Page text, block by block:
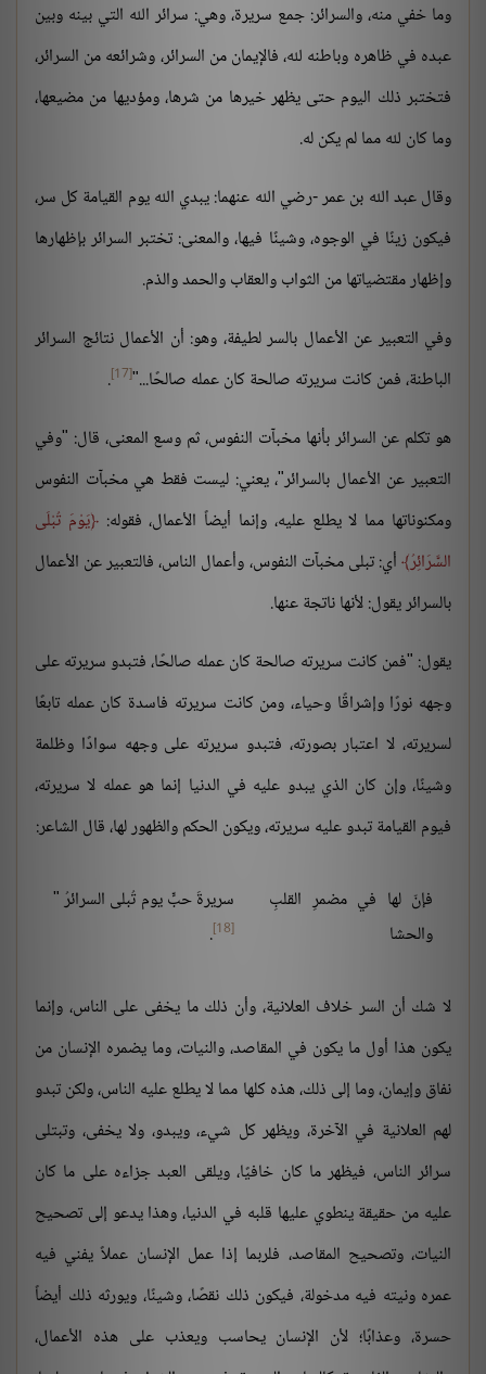
وما خفي منه، والسرائر: جمع سريرة، وهي: سرائر الله التي بينه وبين
عبده في ظاهره وباطنه لله، فالإيمان من السرائر، وشرائعه من السرائر،
فتختبر ذلك اليوم حتى يظهر خيرها من شرها، ومؤديها من مضيعها،
وما كان لله مما لم يكن له.
وقال عبد الله بن عمر -رضي الله عنهما: يبدي الله يوم القيامة كل سر،
فيكون زينًا في الوجوه، وشينًا فيها، والمعنى: تختبر السرائر بإظهارها
وإظهار مقتضياتها من الثواب والعقاب والحمد والذم.
وفي التعبير عن الأعمال بالسر لطيفة، وهو: أن الأعمال نتائج السرائر
الباطنة، فمن كانت سريرته صالحة كان عمله صالحًا..."[17]
.
هو تكلم عن السرائر بأنها مخبآت النفوس، ثم وسع المعنى، قال: "وفي
التعبير عن الأعمال بالسرائر"، يعني: ليست فقط هي مخبآت النفوس
ومكنوناتها مما لا يطلع عليه، وإنما أيضاً الأعمال، فقوله: يَوْمَ تُبْلَى
السَّرَائِرُ أي: تبلى مخبآت النفوس، وأعمال الناس، فالتعبير عن الأعمال
بالسرائر يقول: لأنها ناتجة عنها.
يقول: "فمن كانت سريرته صالحة كان عمله صالحًا، فتبدو سريرته على
وجهه نورًا وإشراقًا وحياء، ومن كانت سريرته فاسدة كان عمله تابعًا
لسريرته، لا اعتبار بصورته، فتبدو سريرته على وجهه سوادًا وظلمة
وشينًا، وإن كان الذي يبدو عليه في الدنيا إنما هو عمله لا سريرته،
فيوم القيامة تبدو عليه سريرته، ويكون الحكم والظهور لها، قال الشاعر:
فإنّ لها في مضمرِ القلبِ
والحشا
سريرةَ حبٍّ يوم تُبلى السرائرُ "
[18]
.
لا شك أن السر خلاف العلانية، وأن ذلك ما يخفى على الناس، وإنما
يكون هذا أول ما يكون في المقاصد، والنيات، وما يضمره الإنسان من
نفاق وإيمان، وما إلى ذلك، هذه كلها مما لا يطلع عليه الناس، ولكن تبدو
لهم العلانية في الآخرة، ويظهر كل شيء، ويبدو، ولا يخفى، وتبتلى
سرائر الناس، فيظهر ما كان خافيًا، ويلقى العبد جزاءه على ما كان
عليه من حقيقة ينطوي عليها قلبه في الدنيا، وهذا يدعو إلى تصحيح
النيات، وتصحيح المقاصد، فلربما إذا عمل الإنسان عملاً يفني فيه
عمره ونيته فيه مدخولة، فيكون ذلك نقصًا، وشينًا، ويورثه ذلك أيضاً
حسرة، وعذابًا؛ لأن الإنسان يحاسب ويعذب على هذه الأعمال،